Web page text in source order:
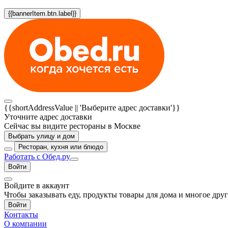
{{bannerItem.btn.label}}
{{shortAddressValue || 'Выберите адрес доставки'}}
Уточните адрес доставки
Сейчас вы видите рестораны в Москве
Выбрать улицу и дом
Ресторан, кухня или блюдо
Работать с Обед.ру
Войти
Войдите в аккаунт
Чтобы заказывать еду, продукты товары для дома и многое
Войти
Контакты
О компании